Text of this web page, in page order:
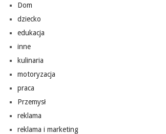
Dom
dziecko
edukacja
inne
kulinaria
motoryzacja
praca
Przemysł
reklama
reklama i marketing